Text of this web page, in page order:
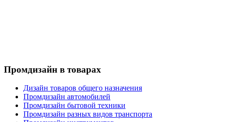
Промдизайн в товарах
Дизайн товаров общего назначения
Промдизайн автомобилей
Промдизайн бытовой техники
Промдизайн разных видов транспорта